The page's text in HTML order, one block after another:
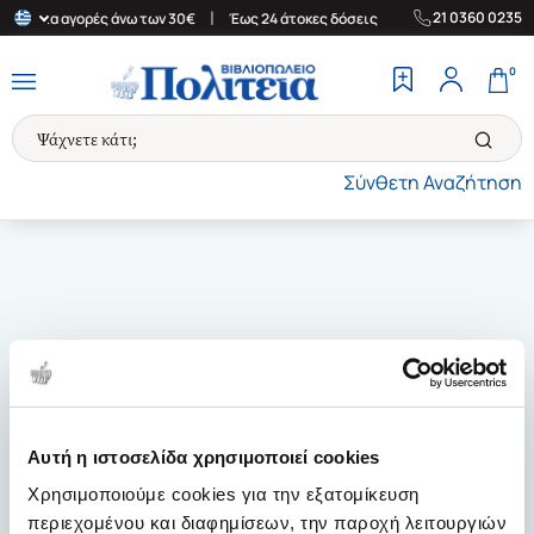
Αυτή η ιστοσελίδα χρησιμοποιεί cookies
Χρησιμοποιούμε cookies για την εξατομίκευση
περιεχομένου και διαφημίσεων, την παροχή λειτουργιών
για αγορές άνω των 30€ | Έως 24 άτοκες δόσεις | Δωρεάν
21 0360 0235
Σύνθετη Αναζήτηση
0